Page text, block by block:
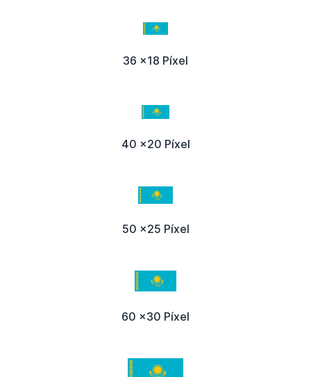
36 x18 Píxel
40 x20 Píxel
50 x25 Píxel
60 x30 Píxel